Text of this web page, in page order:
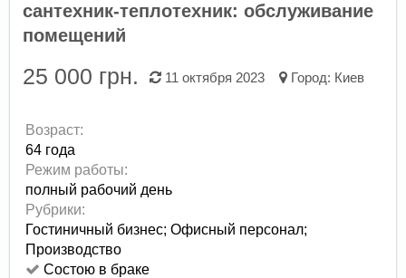
сантехник-теплотехник: обслуживание
помещений
25 000 грн. 11 октября 2023 Город: Киев
Возраст:
64 года
Режим работы:
полный рабочий день
Рубрики:
Гостиничный бизнес; Офисный персонал;
Производство
Состою в браке